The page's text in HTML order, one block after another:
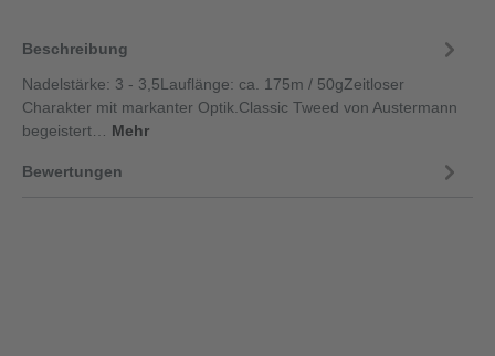
Beschreibung
Nadelstärke: 3 - 3,5Lauflänge: ca. 175m / 50gZeitloser
Charakter mit markanter Optik.Classic Tweed von Austermann
begeistert… Mehr
Bewertungen